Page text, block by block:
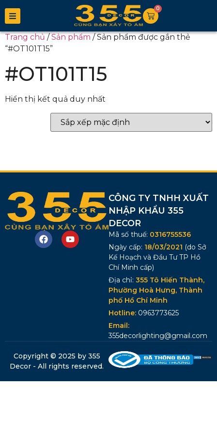
0
Trang chủ/Sản phẩm/ Sản phẩm được gắn thẻ
“#OT101T15”
#OT101T15
Hiển thị kết quả duy nhất
CÔNG TY TNHH XUẤT
NHẬP KHẨU 355
DECOR
Mã số thuế: 0316755536
Ngày cấp: 18/03/2021 (do Sở
Kế Hoạch và Đầu Tư TP Hồ
Chí Minh cấp)
Địa chỉ: 355 Tô Hiến Thành,
Phường Hoà Hưng, Thành
phố Hồ Chí Minh
Hotline: 0963773625
Email:
355decorlighting@gmail.com
Copyright © 2025 by 355
Decor - All rights reserved.